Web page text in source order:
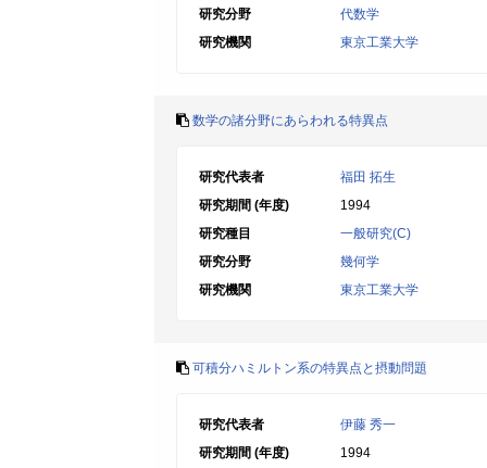
研究分野
代数学
研究機関
東京工業大学
数学の諸分野にあらわれる特異点
研究代表者
福田 拓生
研究期間 (年度)
1994
研究種目
一般研究(C)
研究分野
幾何学
研究機関
東京工業大学
可積分ハミルトン系の特異点と摂動問題
研究代表者
伊藤 秀一
研究期間 (年度)
1994